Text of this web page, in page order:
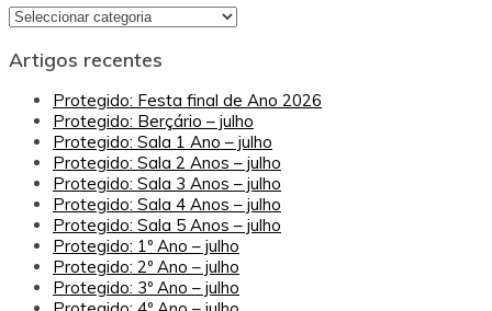
Arquivo
Artigos recentes
Protegido: Festa final de Ano 2026
Protegido: Berçário – julho
Protegido: Sala 1 Ano – julho
Protegido: Sala 2 Anos – julho
Protegido: Sala 3 Anos – julho
Protegido: Sala 4 Anos – julho
Protegido: Sala 5 Anos – julho
Protegido: 1º Ano – julho
Protegido: 2º Ano – julho
Protegido: 3º Ano – julho